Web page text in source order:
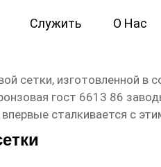
Служить О Нас
сетки, изготовленной в
гост 6613 86
сталкивается с